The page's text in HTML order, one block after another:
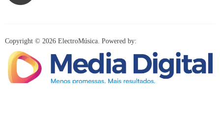
Copyright © 2026 ElectroMúsica. Powered by: